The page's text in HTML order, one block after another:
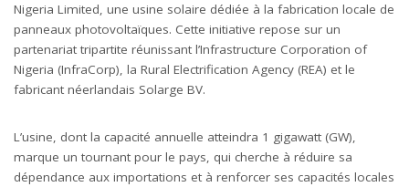
Nigeria Limited, une usine solaire dédiée à la fabrication locale de
panneaux photovoltaïques. Cette initiative repose sur un
partenariat tripartite réunissant l’Infrastructure Corporation of
Nigeria (InfraCorp), la Rural Electrification Agency (REA) et le
fabricant néerlandais Solarge BV.
L’usine, dont la capacité annuelle atteindra 1 gigawatt (GW),
marque un tournant pour le pays, qui cherche à réduire sa
dépendance aux importations et à renforcer ses capacités locales